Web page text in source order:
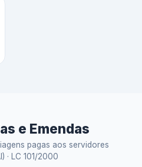
e Emendas
pagas aos servidores
· LC 101/2000